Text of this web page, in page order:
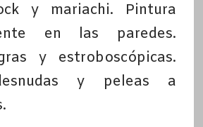
y mariachi. Pintura
en las paredes.
y estroboscópicas.
y peleas a